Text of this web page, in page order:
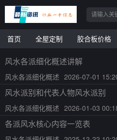
首页 全屋定制 胶合板价格
风水各派细化概述讲解
风水各派细化概述 2026-07-01
风水派别和代表人物风水派别
风水各派细化概述 2026-01-03
各派风水核心内容一览表